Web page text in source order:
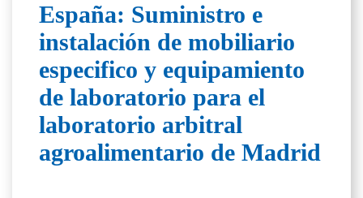
España: Suministro e
instalación de mobiliario
especifico y equipamiento
de laboratorio para el
laboratorio arbitral
agroalimentario de Madrid